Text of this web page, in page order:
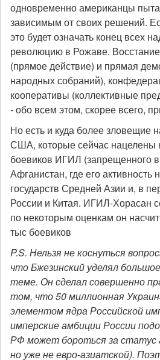
одновременно американцы
зависимым от своих решений.
это будет означать конец всех
революцию в Рожаве.
(прямое действие) и прямая
народных собраний),
кооперативы (коллективные
- обо всем этом, скорее всего,
Но есть и куда более зловещие
США, которые сейчас нацелены
боевиков ИГИЛ (запрещенного
Афганистан, где его активность
государств Средней Азии и, в
России и Китая. ИГИЛ-Хорасан
по некоторым оценкам он
тыс боевиков
P.S. Нельзя не коснуться
что Бжезинский уделял
теме. Он сделал совершенно
том, что 50 миллионная
элементом ядра Российской
имперские амбиции России
РФ может бороться за статус
но уже не евро-азиатской).